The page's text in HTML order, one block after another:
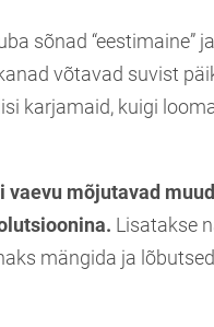
sõnad “eestimaine”
võtavad suvist
karjamaid, kuigi
mõjutavad
Lisatakse
mängida ja